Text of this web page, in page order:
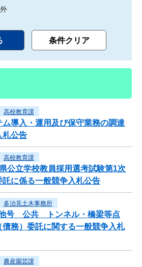
高校教育課
導入・運用及び保守業務の調達
札公告
高校教育課
公立学校教員採用選考試験第1次
に係る一般競争入札公告
多治見土木事務所
号 公共 トンネル・橋梁等点
務）委託に関する一般競争入札
農産園芸課